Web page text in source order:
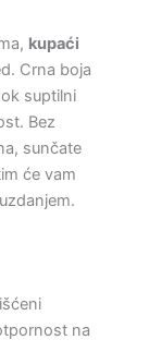
kupaći
Crna boja
suptilni
Bez
sunčate
će vam
na